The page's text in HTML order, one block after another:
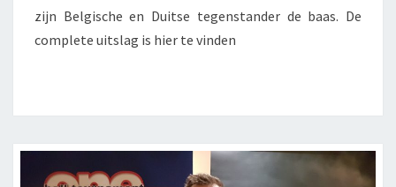
zijn Belgische en Duitse tegenstander de baas. De
complete uitslag is hier te vinden